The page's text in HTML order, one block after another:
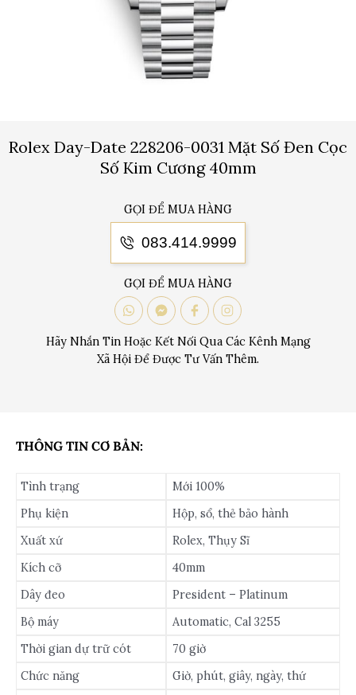
Rolex Day-Date 228206-0031 Mặt Số Đen Cọc
Số Kim Cương 40mm
GỌI ĐỂ MUA HÀNG
083.414.9999
GỌI ĐỂ MUA HÀNG
Hãy Nhắn Tin Hoặc Kết Nối Qua Các Kênh Mạng
Xã Hội Để Được Tư Vấn Thêm.
THÔNG TIN CƠ BẢN:
Tình trạng
Mới 100%
Phụ kiện
Hộp, sổ, thẻ bảo hành
Xuất xứ
Rolex, Thụy Sĩ
Kích cỡ
40mm
Dây đeo
President – Platinum
Bộ máy
Automatic, Cal 3255
Thời gian dự trữ cót
70 giờ
Chức năng
Giờ, phút, giây, ngày, thứ